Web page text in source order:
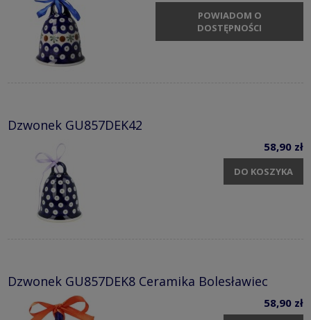
POWIADOM O
DOSTĘPNOŚCI
Dzwonek GU857DEK42
58,90 zł
DO KOSZYKA
Dzwonek GU857DEK8 Ceramika Bolesławiec
58,90 zł